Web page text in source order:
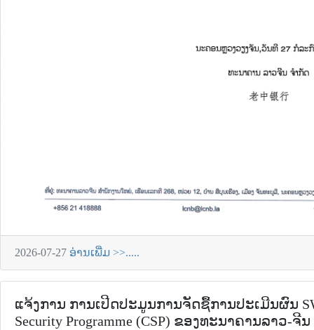
2026-07-27 ອ່ານເພີ່ມ >>.....
ແຈ້ງການ ການເປີດປະມູນການຈັດຊື້ການປະເມີນຜົນ
Security Programme (CSP) ຂອງທະນາຄານລາວ-ຈີນ